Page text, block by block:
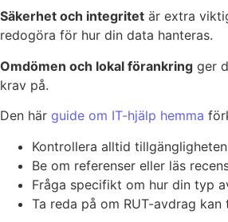
Säkerhet och integritet är extra
redogöra för hur din data hanteras.
Omdömen och lokal förankring ger
krav på.
Den här guide om IT-hjälp hemma
Kontrollera alltid
Be om referenser eller läs
Fråga specifikt om hur din typ
Ta reda på om RUT-avdrag kan